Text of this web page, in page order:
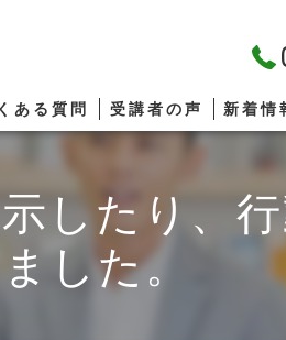
ある質問 受講者の声 新着情
したり、
した。